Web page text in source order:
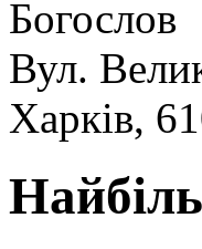
Вул.
Харків,